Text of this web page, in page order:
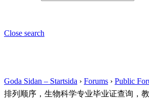
Close search
Goda Sidan – Startsida › Forums › Public
排列顺序，生物科学专业毕业证查询，